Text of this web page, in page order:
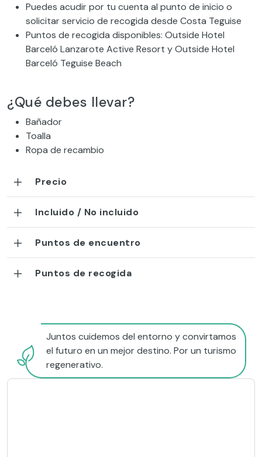
Puedes acudir por tu cuenta al punto de inicio o
solicitar servicio de recogida desde Costa Teguise
Puntos de recogida disponibles: Outside Hotel
Barceló Lanzarote Active Resort y Outside Hotel
Barceló Teguise Beach
¿Qué debes llevar?
Bañador
Toalla
Ropa de recambio
Precio
Incluido / No incluido
Puntos de encuentro
Puntos de recogida
Juntos cuidemos del entorno y convirtamos
el futuro en un mejor destino. Por un turismo
regenerativo.